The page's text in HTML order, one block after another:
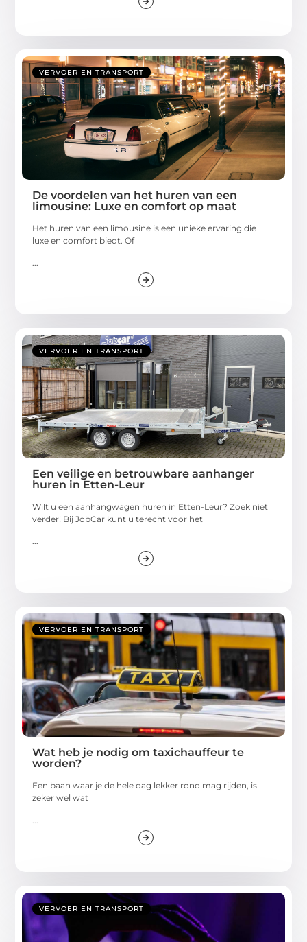
VERVOER EN TRANSPORT
De voordelen van het huren van een
limousine: Luxe en comfort op maat
Het huren van een limousine is een unieke ervaring die
luxe en comfort biedt. Of
...
VERVOER EN TRANSPORT
Een veilige en betrouwbare aanhanger
huren in Etten-Leur
Wilt u een aanhangwagen huren in Etten-Leur? Zoek niet
verder! Bij JobCar kunt u terecht voor het
...
VERVOER EN TRANSPORT
Wat heb je nodig om taxichauffeur te
worden?
Een baan waar je de hele dag lekker rond mag rijden, is
zeker wel wat
VERVOER EN TRANSPORT